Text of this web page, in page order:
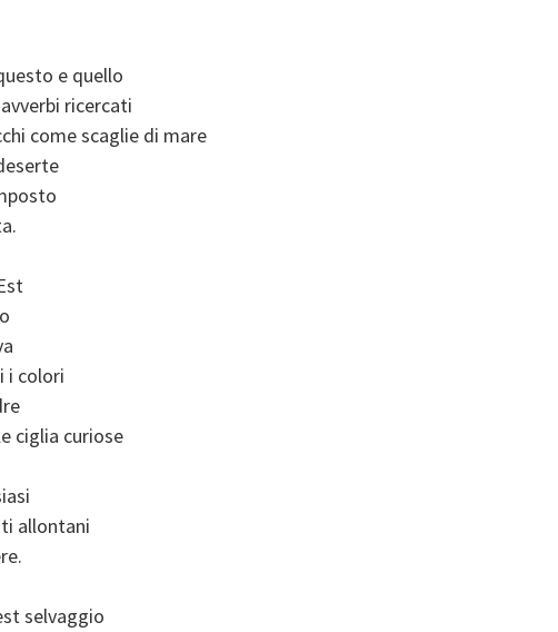
e quello
ricercati
come scaglie di mare
i colori
ciglia curiose
allontani
selvaggio